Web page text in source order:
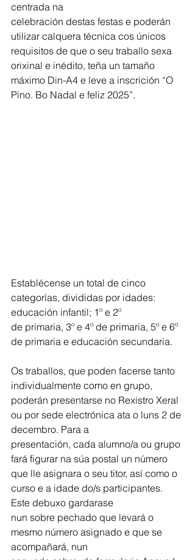
centrada na
celebración destas festas e poderán
utilizar calquera técnica cos únicos
requisitos de que o seu traballo sexa
orixinal e inédito, teña un tamaño
máximo Din-A4 e leve a inscrición “O
Pino. Bo Nadal e feliz 2025”.
Establécense un total de cinco
categorías, divididas por idades:
educación infantil; 1º e 2º
de primaria, 3º e 4º de primaria, 5º e 6º
de primaria e educación secundaria.
Os traballos, que poden facerse tanto
individualmente como en grupo,
poderán presentarse no Rexistro Xeral
ou por sede electrónica ata o luns 2 de
decembro. Para a
presentación, cada alumno/a ou grupo
fará figurar na súa postal un número
que lle asignara o seu titor, así como o
curso e a idade do/s participantes.
Este debuxo gardarase
nun sobre pechado que levará o
mesmo número asignado e que se
acompañará, nun